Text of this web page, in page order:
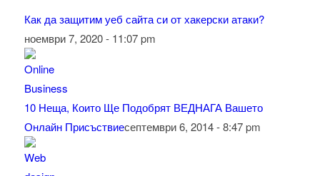
Как да защитим уеб сайта си от хакерски атаки?
ноември 7, 2020 - 11:07 pm
10 Неща, Които Ще Подобрят ВЕДНАГА Вашето
Онлайн Присъствиесептември 6, 2014 - 8:47 pm